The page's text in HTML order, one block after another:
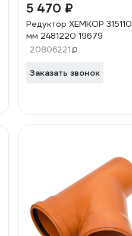
5 470 ₽
Редуктор ХЕМКОР 315110
мм 2481220 19679
20806221
Заказать звонок